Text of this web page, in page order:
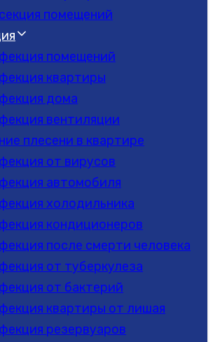
помещений
помещений
квартиры
дома
вентиляции
плесени в квартире
от вирусов
автомобиля
холодильника
кондиционеров
после смерти человека
от туберкулеза
от бактерий
квартиры от лишая
резервуаров